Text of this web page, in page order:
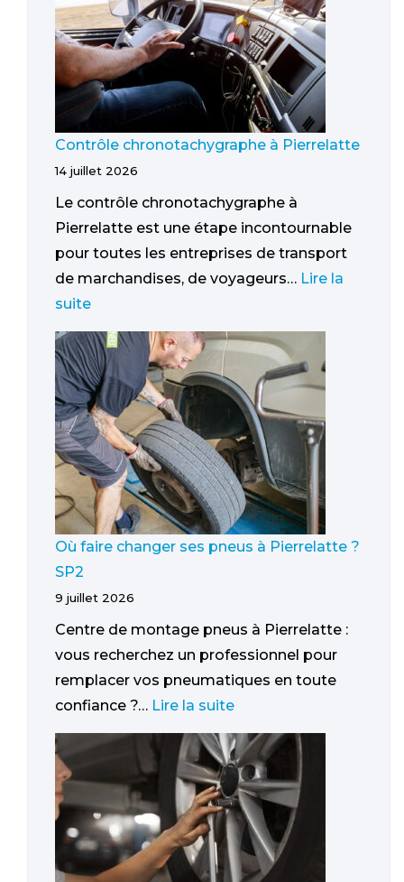
Contrôle chronotachygraphe à Pierrelatte
14 juillet 2026
Le contrôle chronotachygraphe à
Pierrelatte est une étape incontournable
pour toutes les entreprises de transport
de marchandises, de voyageurs… Lire la
suite
Où faire changer ses pneus à Pierrelatte ?
SP2
9 juillet 2026
Centre de montage pneus à Pierrelatte :
vous recherchez un professionnel pour
remplacer vos pneumatiques en toute
confiance ?… Lire la suite